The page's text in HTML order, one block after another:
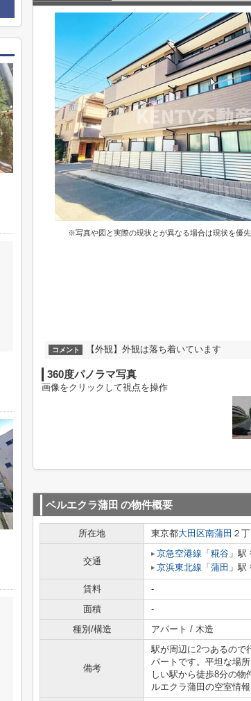
※写真や図と実際の現状とが異なる場合は現状を優
コメント 【外観】外観は落ち着いています
360度パノラマ写真
画像をクリックして視点を操作
ベルエクラ蒲田 の物件概要
所在地 東京都大田区南蒲田 ２
交通
京急空港線 「 糀谷 」駅
京浜東北線 「 蒲田 」駅
賃料 -
面積
-
種別/構造
アパート / 木造
備考
駅が周辺に2つあるので
パートです。平坦な場
しい駅から徒歩8分の
ルエクラ蒲田の空室情報